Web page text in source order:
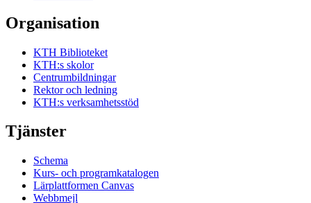
Organisation
KTH Biblioteket
KTH:s skolor
Centrumbildningar
Rektor och ledning
KTH:s verksamhetsstöd
Tjänster
Schema
Kurs- och programkatalogen
Lärplattformen Canvas
Webbmejl